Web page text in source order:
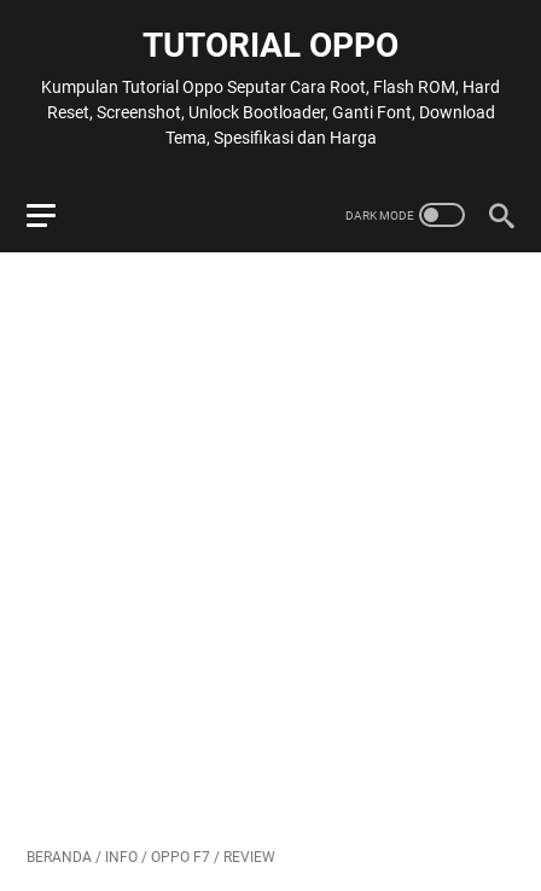
TUTORIAL OPPO
Kumpulan Tutorial Oppo Seputar Cara Root, Flash ROM, Hard
Reset, Screenshot, Unlock Bootloader, Ganti Font, Download
Tema, Spesifikasi dan Harga
BERANDA / INFO / OPPO F7 / REVIEW